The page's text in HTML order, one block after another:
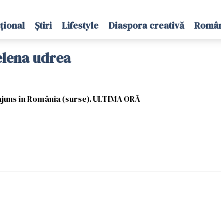
Știri Lifestyle Diaspora creativă
udrea
în România (surse). ULTIMA ORĂ